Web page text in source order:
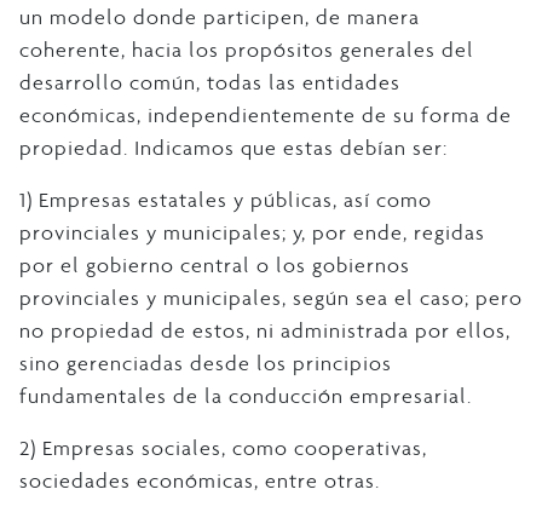
un modelo donde participen, de manera
coherente, hacia los propósitos generales del
desarrollo común, todas las entidades
económicas, independientemente de su forma de
propiedad. Indicamos que estas debían ser:
1) Empresas estatales y públicas, así como
provinciales y municipales; y, por ende, regidas
por el gobierno central o los gobiernos
provinciales y municipales, según sea el caso; pero
no propiedad de estos, ni administrada por ellos,
sino gerenciadas desde los principios
fundamentales de la conducción empresarial.
2) Empresas sociales, como cooperativas,
sociedades económicas, entre otras.